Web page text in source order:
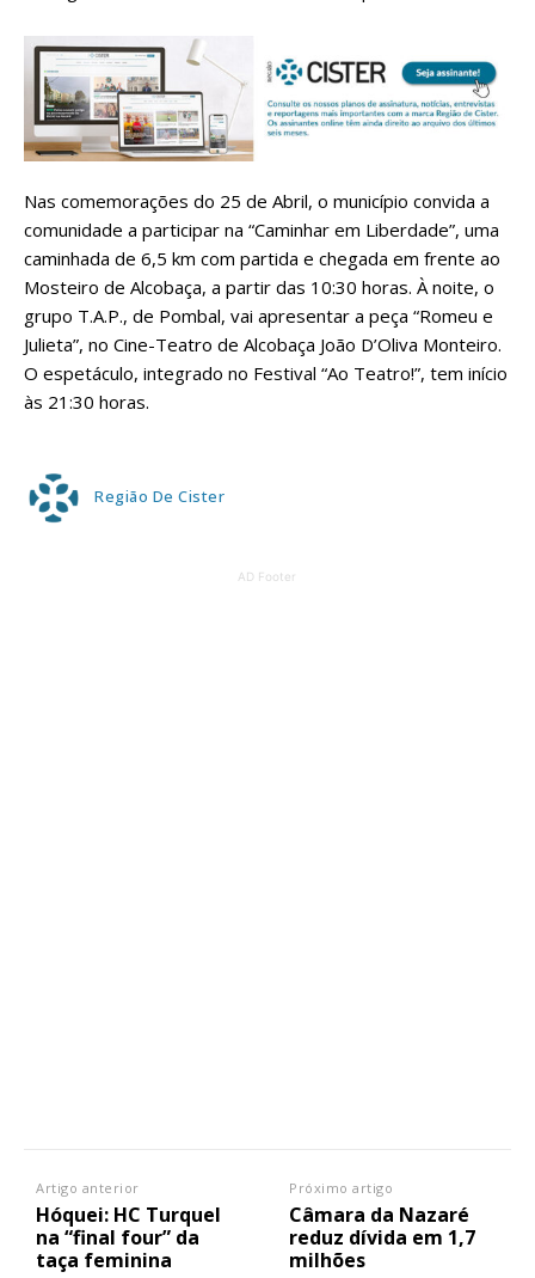
Nas comemorações do 25 de Abril, o município convida a
comunidade a participar na “Caminhar em Liberdade”, uma
caminhada de 6,5 km com partida e chegada em frente ao
Mosteiro de Alcobaça, a partir das 10:30 horas. À noite, o
grupo T.A.P., de Pombal, vai apresentar a peça “Romeu e
Julieta”, no Cine-Teatro de Alcobaça João D’Oliva Monteiro.
O espetáculo, integrado no Festival “Ao Teatro!”, tem início
às 21:30 horas.
Região De Cister
AD Footer
Artigo anterior
Hóquei: HC Turquel
na “final four” da
taça feminina
Próximo artigo
Câmara da Nazaré
reduz dívida em 1,7
milhões